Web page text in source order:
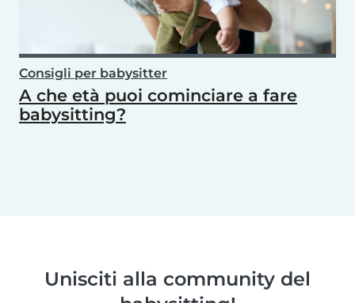
Consigli per babysitter
A che età puoi cominciare a fare
babysitting?
Unisciti alla community del